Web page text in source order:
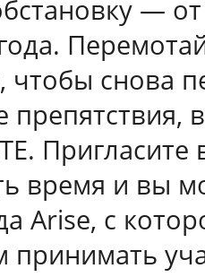
— от
чтобы снова
препятствия,
Пригласите
время и вы
Arise, с
принимать